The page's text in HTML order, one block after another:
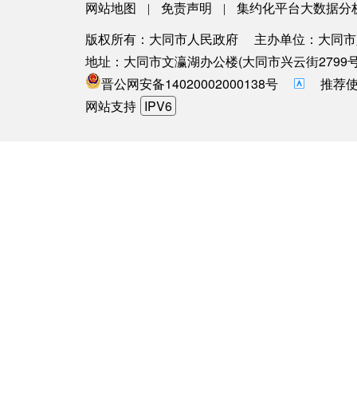
网站地图 | 免责声明 |
集约化平台大数据分
版权所有：大同市人民政府
主办单位：大同
地址：大同市文瀛湖办公楼(大同市兴云街2799
晋公网安备14020002000138号
推荐
网站支持 IPV6